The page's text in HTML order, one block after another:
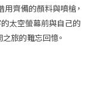
齊備的顏料與噴槍，
太空螢幕前與自己的
旅的難忘回憶。